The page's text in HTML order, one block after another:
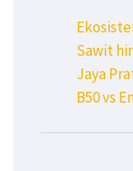
Sawit
Jaya
B50 vs